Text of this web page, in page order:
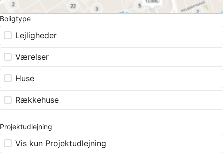
Boligtype
Lejligheder
Værelser
Huse
Rækkehuse
Projektudlejning
Vis kun Projektudlejning